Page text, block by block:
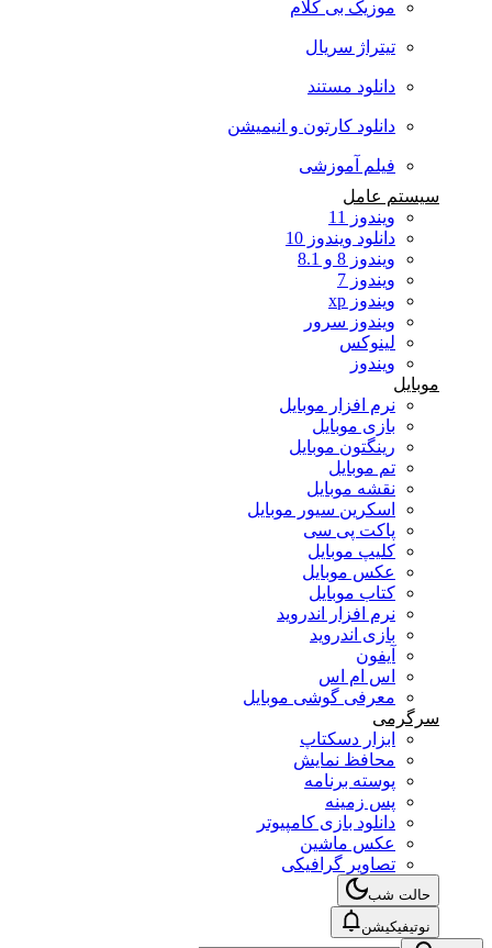
موزیک بی کلام
تیتراژ سریال
دانلود مستند
دانلود کارتون و انیمیشن
فیلم آموزشی
سیستم عامل
ویندوز 11
دانلود ویندوز 10
ویندوز 8 و 8.1
ویندوز 7
ویندوز xp
ویندوز سرور
لینوکس
ویندوز
موبایل
نرم افزار موبایل
بازی موبایل
رینگتون موبایل
تم موبایل
نقشه موبایل
اسکرین سیور موبایل
پاکت پی سی
کلیپ موبایل
عکس موبایل
کتاب موبایل
نرم افزار اندروید
بازی اندروید
آیفون
اس ام اس
معرفی گوشی موبایل
سرگرمی
ابزار دسکتاپ
محافظ نمایش
پوسته برنامه
پس زمینه
دانلود بازی کامپیوتر
عکس ماشین
تصاویر گرافیکی
حالت شب
نوتیفیکیشن